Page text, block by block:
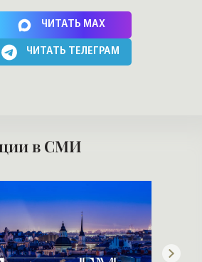
Вы соглашаетесь c политикой сайта
ЧИТАТЬ MAX
ЧИТАТЬ ТЕЛЕГРАМ
в СМИ